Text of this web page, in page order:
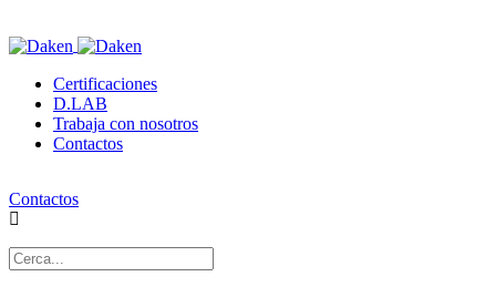
Certificaciones
D.LAB
Trabaja con nosotros
Contactos
Contactos